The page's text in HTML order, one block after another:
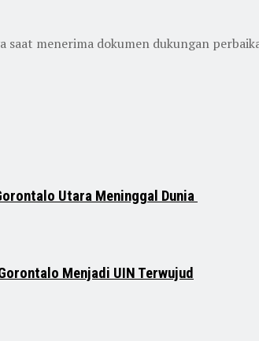
menerima dokumen dukungan
Utara Meninggal Dunia
Menjadi UIN Terwujud